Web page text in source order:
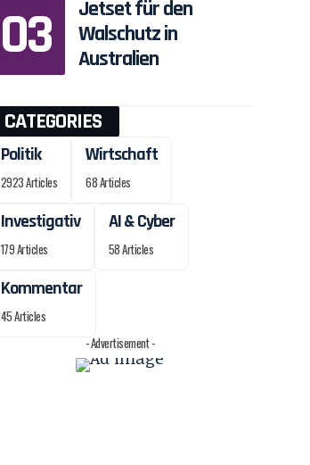
Jetset für den
Walschutz in
Australien
CATEGORIES
Politik
2923 Articles
Wirtschaft
68 Articles
Investigativ
179 Articles
AI & Cyber
58 Articles
Kommentar
45 Articles
- Advertisement -